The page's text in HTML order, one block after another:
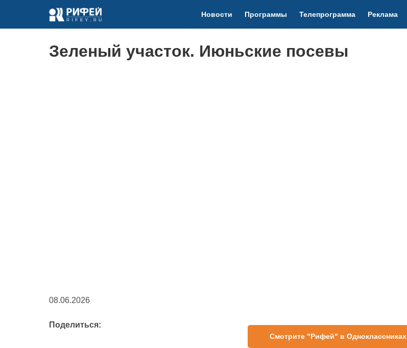
Новости Программы Телепрограмма Реклама
Зеленый участок. Июньские посевы
08.06.2026
Поделиться:
Смотрите "Рифей" в Одноклассниках